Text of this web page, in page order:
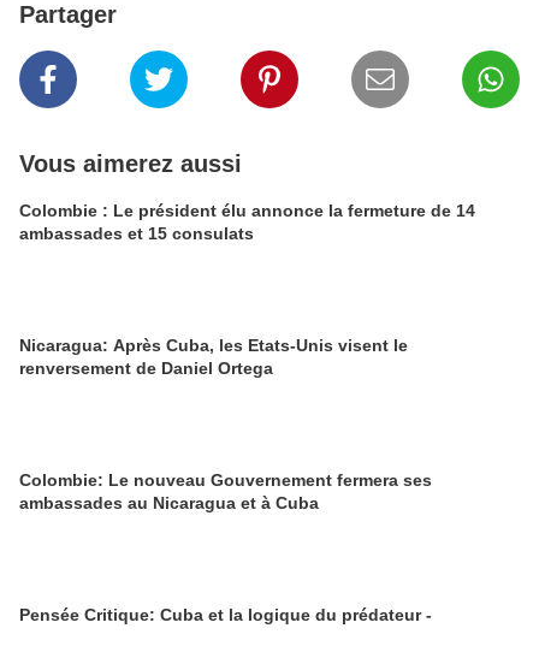
Partager
Vous aimerez aussi
Colombie : Le président élu annonce la fermeture de 14
ambassades et 15 consulats
Nicaragua: Après Cuba, les Etats-Unis visent le
renversement de Daniel Ortega
Colombie: Le nouveau Gouvernement fermera ses
ambassades au Nicaragua et à Cuba
Pensée Critique: Cuba et la logique du prédateur -